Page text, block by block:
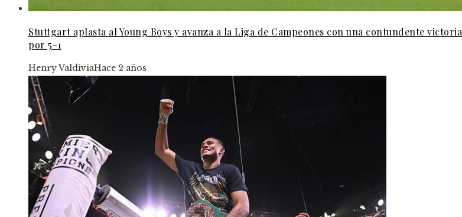
Stuttgart aplasta al Young Boys y avanza a la Liga de Campeones con una contundente victoria
por 5-1
Henry ValdiviaHace 2 años